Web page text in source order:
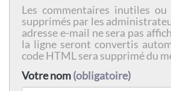
Les commentaires inutiles ou
supprimés par les
adresse e-mail ne sera pas
la ligne seront convertis
code HTML sera supprimé du
Votre nom(obligatoire)